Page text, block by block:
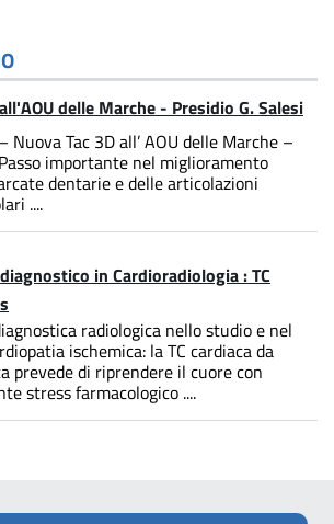
delle Marche - Presidio G. Salesi
Tac 3D all’ AOU delle Marche –
importante nel miglioramento
dentarie e delle articolazioni
....
in Cardioradiologia : TC
radiologica nello studio e nel
ischemica: la TC cardiaca da
prevede di riprendere il cuore con
stress farmacologico ....